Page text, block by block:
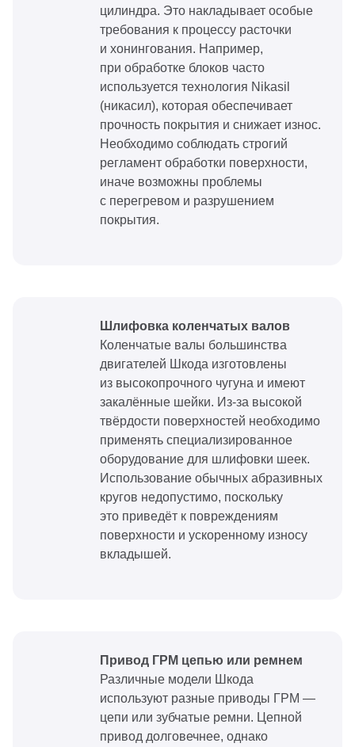
цилиндра. Это накладывает особые
требования к процессу расточки
и хонингования. Например,
при обработке блоков часто
используется технология Nikasil
(никасил), которая обеспечивает
прочность покрытия и снижает износ.
Необходимо соблюдать строгий
регламент обработки поверхности,
иначе возможны проблемы
с перегревом и разрушением
покрытия.
Шлифовка коленчатых валов
Коленчатые валы большинства
двигателей Шкода изготовлены
из высокопрочного чугуна и имеют
закалённые шейки. Из-за высокой
твёрдости поверхностей необходимо
применять специализированное
оборудование для шлифовки шеек.
Использование обычных абразивных
кругов недопустимо, поскольку
это приведёт к повреждениям
поверхности и ускоренному износу
вкладышей.
Привод ГРМ цепью или ремнем
Различные модели Шкода
используют разные приводы ГРМ —
цепи или зубчатые ремни. Цепной
привод долговечнее, однако